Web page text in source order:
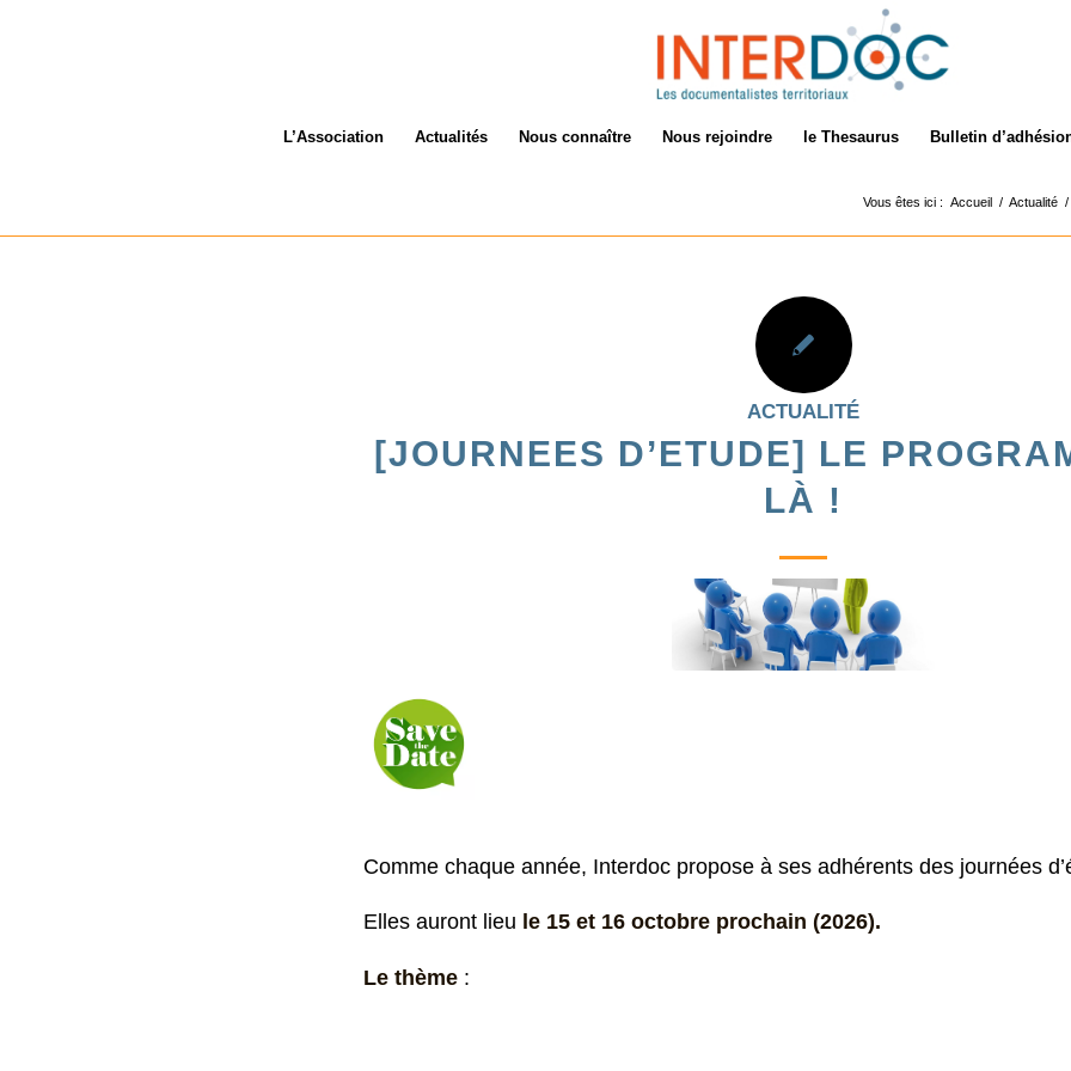
L’Association Actualités Nous connaître Nous rejoindre le Thesaurus Bulletin
Vous êtes ici : Accueil / Actualité /
ACTUALITÉ
[JOURNEES D’ETUDE] LE
LÀ !
Comme chaque année, Interdoc propose à ses adhérents des journées
Elles auront lieu le 15 et 16 octobre prochain (2026).
Le thème :